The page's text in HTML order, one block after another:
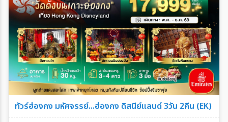
ทัวร์ฮ่องกง มหัศจรรย์...ฮ่องกง ดิสนีย์แลนด์ 3วัน 2คืน (EK)